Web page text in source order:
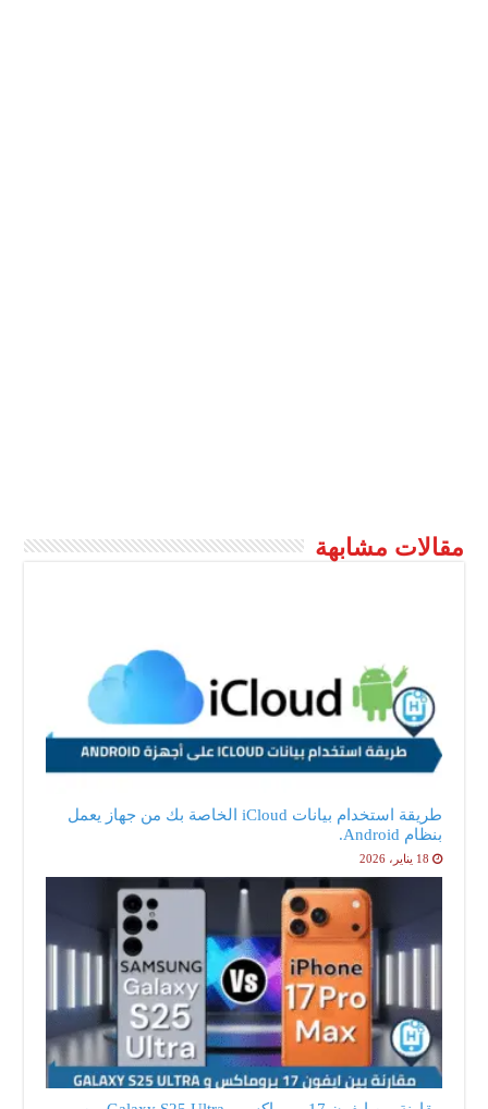
مقالات مشابهة
طريقة استخدام بيانات iCloud الخاصة بك من جهاز يعمل
بنظام Android.
18 يناير، 2026